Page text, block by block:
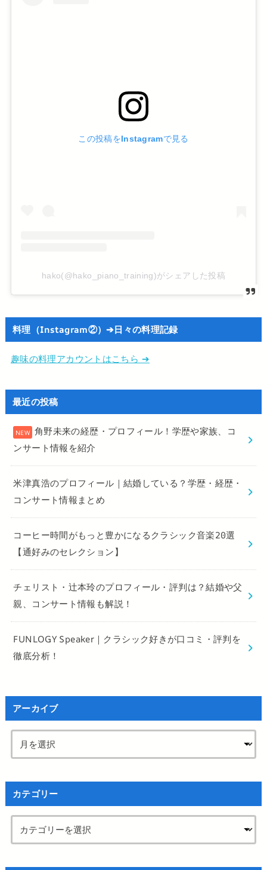
この投稿をInstagramで見る
hako(@hako_piano_training)がシェアした投稿
料理（Instagram②）➔日々の料理記録
趣味の料理アカウントはこちら ➔
最近の投稿
角野未来の経歴・プロフィール！学歴や家族、コ
ンサート情報を紹介
米津真浩のプロフィール｜結婚している？学歴・経歴・
コンサート情報まとめ
コーヒー時間がもっと豊かになるクラシック音楽20選
【通好みのセレクション】
チェリスト・辻本玲のプロフィール・評判は？結婚や父
親、コンサート情報も解説！
FUNLOGY Speaker｜クラシック好きが口コミ・評判を
徹底分析！
アーカイブ
カテゴリー